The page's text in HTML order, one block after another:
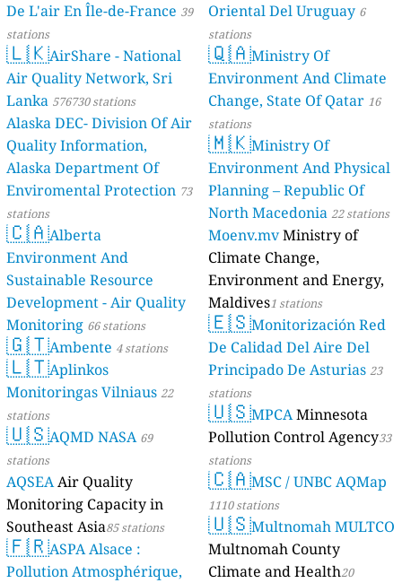
De L'air En Île-de-France 39
stations
🇱🇰AirShare - National
Air Quality Network, Sri
Lanka 576730 stations
Alaska DEC- Division Of Air
Quality Information,
Alaska Department Of
Enviromental Protection 73
stations
🇨🇦Alberta
Environment And
Sustainable Resource
Development - Air Quality
Monitoring 66 stations
🇬🇹Ambente 4 stations
🇱🇹Aplinkos
Monitoringas Vilniaus 22
stations
🇺🇸AQMD NASA 69
stations
AQSEAAir Quality
Monitoring Capacity in
Southeast Asia85 stations
🇫🇷ASPA Alsace :
Pollution Atmosphérique,
Oriental Del Uruguay 6
stations
🇶🇦Ministry Of
Environment And Climate
Change, State Of Qatar 16
stations
🇲🇰Ministry Of
Environment And Physical
Planning – Republic Of
North Macedonia 22 stations
Moenv.mvMinistry of
Climate Change,
Environment and Energy,
Maldives1 stations
🇪🇸Monitorización Red
De Calidad Del Aire Del
Principado De Asturias 23
stations
🇺🇸MPCAMinnesota
Pollution Control Agency33
stations
🇨🇦MSC / UNBC AQMap
1110 stations
🇺🇸Multnomah MULTCO
Multnomah County
Climate and Health20